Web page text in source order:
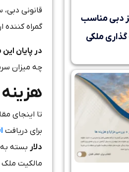
گمراه کننده
در پایان
چه میزان
برای دریافت
دلاربسته به
مالکیت
دبی مناسب
ملکی